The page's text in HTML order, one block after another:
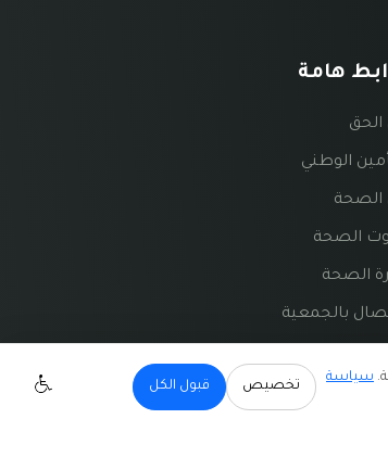
هامة
الحق
الوطني
الصحة
الصحة
الصحة
بالجمعية
سياسة
تخصيص قبول الكل